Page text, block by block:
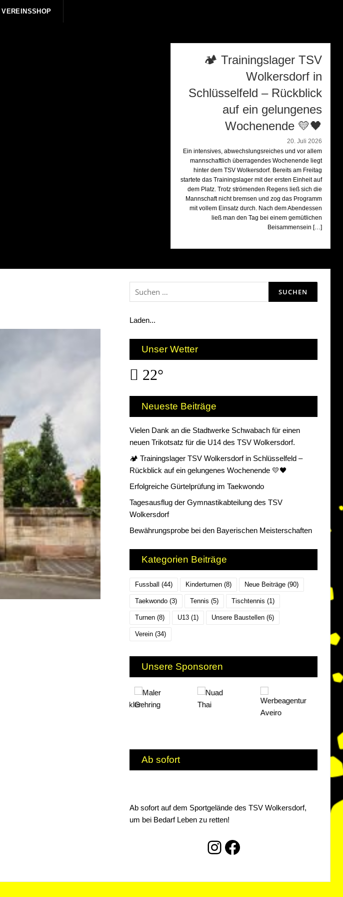
VEREINSSHOP
🏕️ Trainingslager TSV
Wolkersdorf in
Schlüsselfeld – Rückblick
auf ein gelungenes
Wochenende 💛🖤
20. Juli 2026
Ein intensives, abwechslungsreiches und vor allem
mannschaftlich überragendes Wochenende liegt
hinter dem TSV Wolkersdorf. Bereits am Freitag
startete das Trainingslager mit der ersten Einheit auf
dem Platz. Trotz strömenden Regens ließ sich die
Mannschaft nicht bremsen und zog das Programm
mit vollem Einsatz durch. Nach dem Abendessen
ließ man den Tag bei einem gemütlichen
Beisammensein […]
Suchen
nach:
Laden...
Unser Wetter
22°
Neueste Beiträge
Vielen Dank an die Stadtwerke Schwabach für einen
neuen Trikotsatz für die U14 des TSV Wolkersdorf.
🏕️ Trainingslager TSV Wolkersdorf in Schlüsselfeld –
Rückblick auf ein gelungenes Wochenende 💛🖤
Erfolgreiche Gürtelprüfung im Taekwondo
Tagesausflug der Gymnastikabteilung des TSV
Wolkersdorf
Bewährungsprobe bei den Bayerischen Meisterschaften
Kategorien Beiträge
Fussball (44) Kinderturnen (8) Neue Beiträge (90)
Taekwondo (3) Tennis (5) Tischtennis (1)
Turnen (8) U13 (1) Unsere Baustellen (6)
Verein (34)
Unsere Sponsoren
Ab sofort
Ab sofort auf dem Sportgelände des TSV Wolkersdorf,
um bei Bedarf Leben zu retten!
Instagram
Facebook